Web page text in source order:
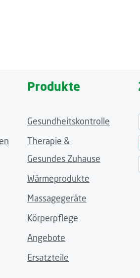
Produkte
Gesundheitskontrolle
Therapie &
Gesundes Zuhause
Wärmeprodukte
Massagegeräte
Körperpflege
Angebote
Ersatzteile